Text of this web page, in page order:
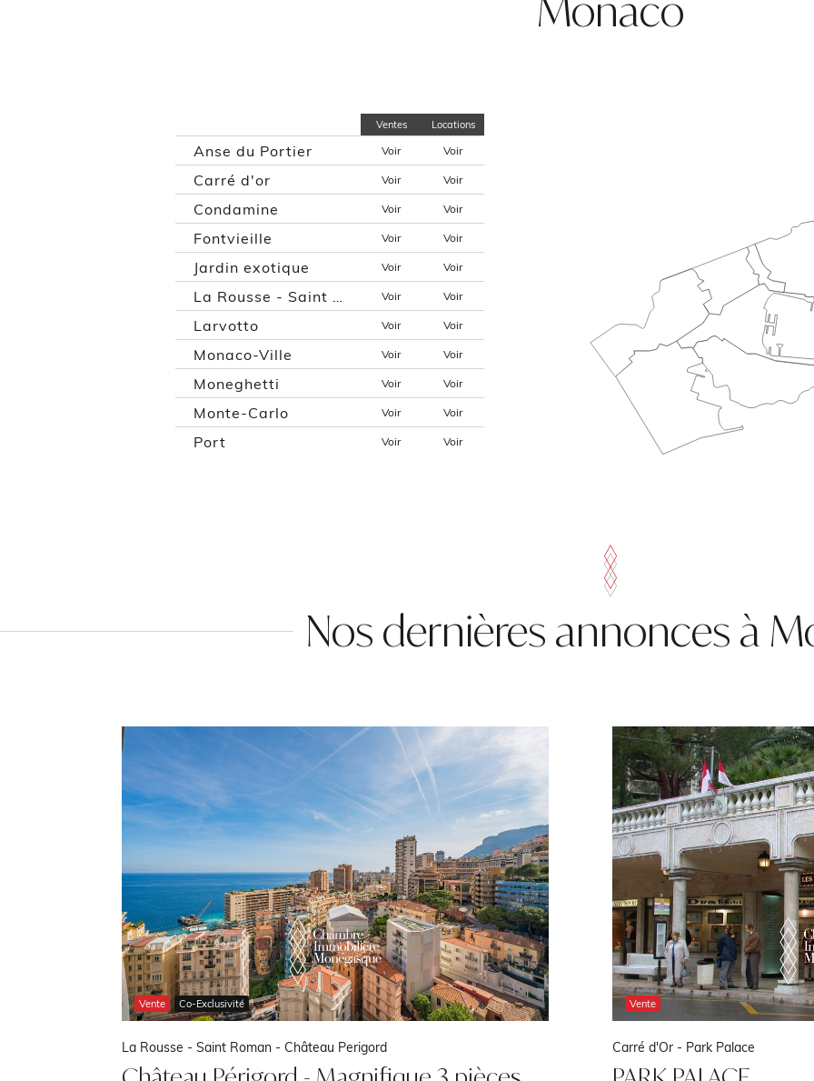
Monaco
Ventes Locations
Anse du Portier Voir Voir
Carré d'or Voir Voir
Condamine Voir Voir
Fontvieille Voir Voir
Jardin exotique Voir Voir
Voir Voir
Larvotto Voir Voir
Monaco-Ville Voir Voir
Moneghetti Voir Voir
Monte-Carlo Voir Voir
Port Voir Voir
Nos dernières annonces à
Vente Co-Exclusivité
La Rousse - Saint Roman -Château Perigord
Vente
Carré d'Or - Park Palace